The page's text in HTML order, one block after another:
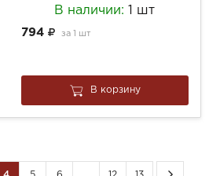
В наличии: 1 шт
794 за 1 шт
В корзину